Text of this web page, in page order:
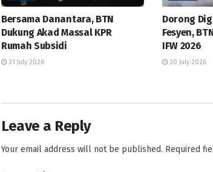
Bersama Danantara, BTN
Dukung Akad Massal KPR
Rumah Subsidi
31 July 2026
Dorong
Fesyen,
IFW 2026
30 July 2026
Leave a Reply
Your email address will not be published. Required